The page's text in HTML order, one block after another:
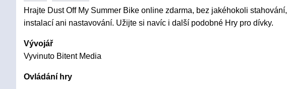
Hrajte Dust Off My Summer Bike online zdarma, bez jakéhokoli stahování,
instalací ani nastavování. Užijte si navíc i další podobné Hry pro dívky.
Vývojář
Vyvinuto Bitent Media
Ovládání hry